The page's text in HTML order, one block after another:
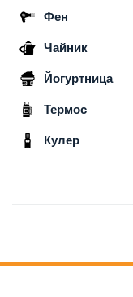
Фен
Чайник
Йогуртница
Термос
Кулер